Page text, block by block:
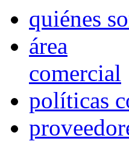
quiénes
área
comercial
políticas